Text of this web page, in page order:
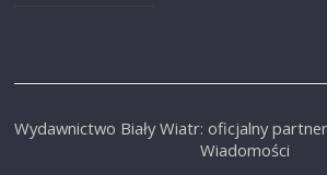
Wydawnictwo Biały Wiatr: oficjalny
Wiadomości